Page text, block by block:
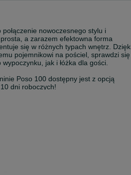
nowoczesnego stylu i
a zarazem efektowna forma
się w różnych typach wnętrz.
pojemnikowi na pościel, sprawdzi się
jak i łóżka dla gości.
Poso 100 dostępny jest z opcją
dni roboczych!
na naszej stronie internetowej